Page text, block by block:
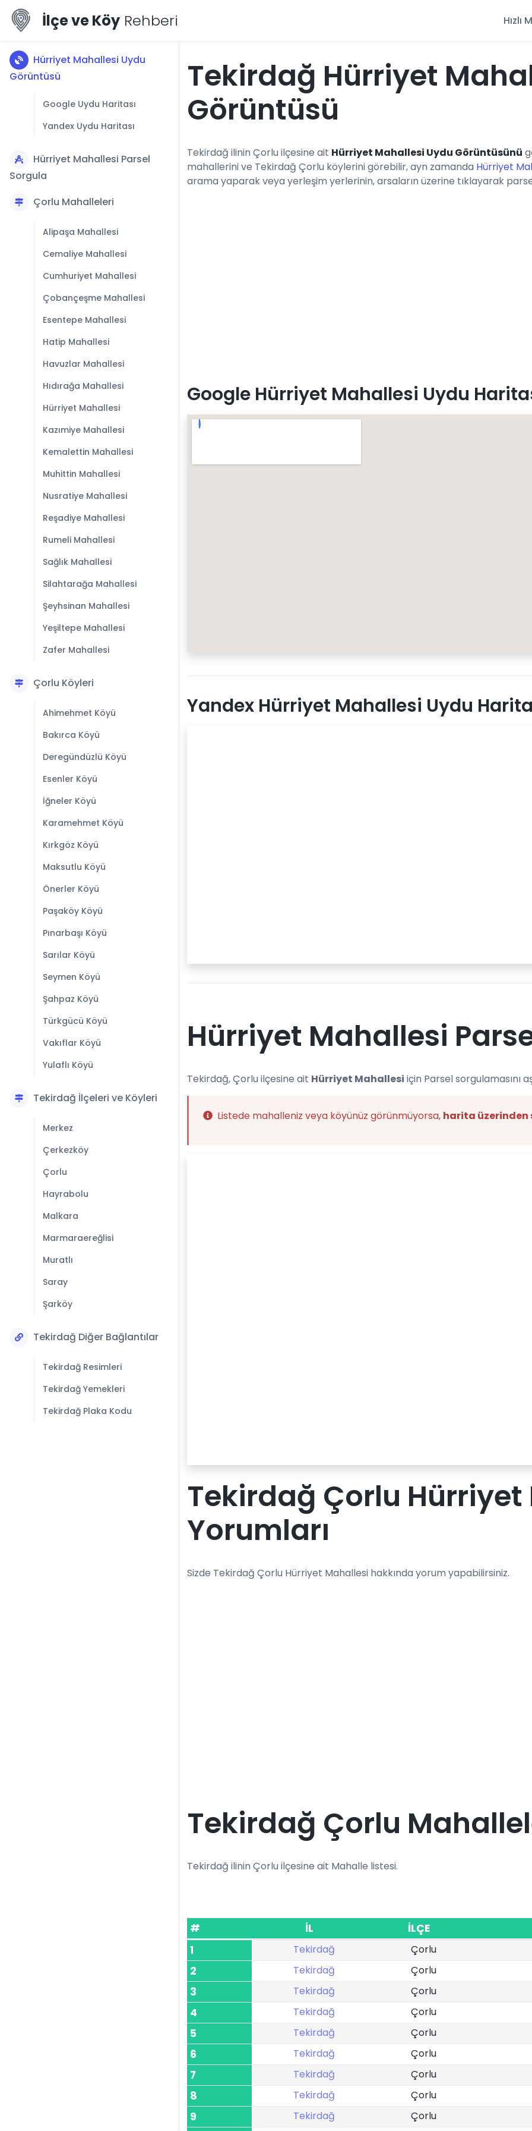
İlçe ve Köy Rehberi Hızlı
Hürriyet Mahallesi Uydu
Görüntüsü
Google Uydu Haritası
Yandex Uydu Haritası
Hürriyet Mahallesi Parsel
Sorgula
Çorlu Mahalleleri
Alipaşa Mahallesi
Cemaliye Mahallesi
Cumhuriyet Mahallesi
Çobançeşme Mahallesi
Esentepe Mahallesi
Hatip Mahallesi
Havuzlar Mahallesi
Hıdırağa Mahallesi
Hürriyet Mahallesi
Kazımiye Mahallesi
Kemalettin Mahallesi
Muhittin Mahallesi
Nusratiye Mahallesi
Reşadiye Mahallesi
Rumeli Mahallesi
Sağlık Mahallesi
Silahtarağa Mahallesi
Şeyhsinan Mahallesi
Yeşiltepe Mahallesi
Zafer Mahallesi
Çorlu Köyleri
Ahimehmet Köyü
Bakırca Köyü
Deregündüzlü Köyü
Esenler Köyü
İğneler Köyü
Karamehmet Köyü
Kırkgöz Köyü
Maksutlu Köyü
Önerler Köyü
Paşaköy Köyü
Pınarbaşı Köyü
Sarılar Köyü
Seymen Köyü
Şahpaz Köyü
Türkgücü Köyü
Vakıflar Köyü
Yulaflı Köyü
Tekirdağ İlçeleri ve Köyleri
Merkez
Çerkezköy
Çorlu
Hayrabolu
Malkara
Marmaraereğlisi
Muratlı
Saray
Şarköy
Tekirdağ Diğer Bağlantılar
Tekirdağ Resimleri
Tekirdağ Yemekleri
Tekirdağ Plaka Kodu
Tekirdağ Hürriyet
Görüntüsü
Tekirdağ ilinin Çorlu ilçesine ait Hürriyet Mahallesi Uydu Görüntüsünü
mahallerini ve Tekirdağ Çorlu köylerini görebilir, ayn zamanda Hürriyet
arama yaparak veya yerleşim yerlerinin, arsaların üzerine tıklayarak
Google Hürriyet Mahallesi Uydu
Yandex Hürriyet Mahallesi Uydu
Hürriyet Mahallesi
Tekirdağ, Çorlu ilçesine ait Hürriyet Mahallesi için Parsel sorgulamasını
Listede mahalleniz veya köyünüz görünmüyorsa, harita üzerinden
Tekirdağ Çorlu
Yorumları
Sizde Tekirdağ Çorlu Hürriyet Mahallesi hakkında yorum yapabilirsiniz.
Tekirdağ Çorlu
Tekirdağ ilinin Çorlu ilçesine ait Mahalle listesi.
# İL
İLÇE
1
Tekirdağ Çorlu
2 Tekirdağ Çorlu
3 Tekirdağ Çorlu
4 Tekirdağ Çorlu
5 Tekirdağ Çorlu
6 Tekirdağ Çorlu
7 Tekirdağ Çorlu
8 Tekirdağ Çorlu
9 Tekirdağ Çorlu